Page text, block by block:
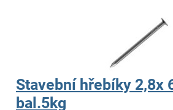
Stavební hřebíky 2,8x
bal.5kg